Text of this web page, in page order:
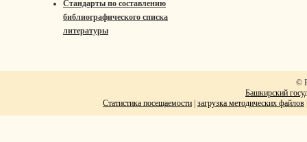
Стандарты по составлению
библиографического списка
литературы
©
Башкирский
Статистика посещаемости загрузка методических файлов